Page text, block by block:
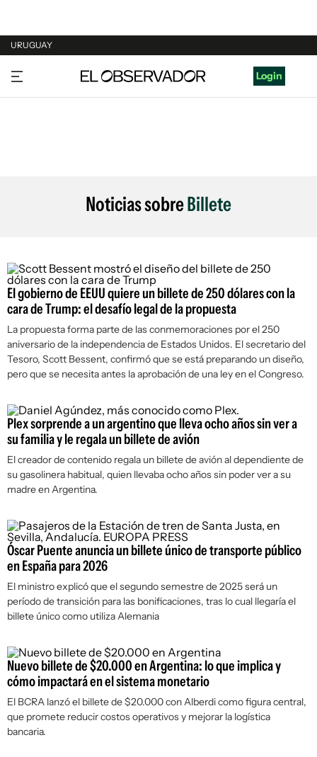
URUGUAY
URUGUAY
ARGENTINA
Login
Noticias sobreBillete
El gobierno de EEUU quiere un billete de 250 dólares con la
cara de Trump: el desafío legal de la propuesta
La propuesta forma parte de las conmemoraciones por el 250
aniversario de la independencia de Estados Unidos. El secretario del
Tesoro, Scott Bessent, confirmó que se está preparando un diseño,
pero que se necesita antes la aprobación de una ley en el Congreso.
Plex sorprende a un argentino que lleva ocho años sin ver a
su familia y le regala un billete de avión
El creador de contenido regala un billete de avión al dependiente de
su gasolinera habitual, quien llevaba ocho años sin poder ver a su
madre en Argentina.
Óscar Puente anuncia un billete único de transporte público
en España para 2026
El ministro explicó que el segundo semestre de 2025 será un
período de transición para las bonificaciones, tras lo cual llegaría el
billete único como utiliza Alemania
Nuevo billete de $20.000 en Argentina: lo que implica y
cómo impactará en el sistema monetario
El BCRA lanzó el billete de $20.000 con Alberdi como figura central,
que promete reducir costos operativos y mejorar la logística
bancaria.